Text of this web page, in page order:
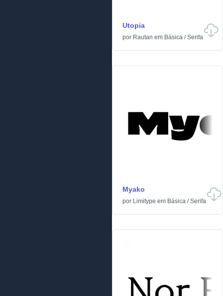
Utopia
por Rautan em Básica /Serifa
Myako
por Limitype em Básica /Serifa